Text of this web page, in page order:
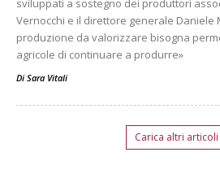
sviluppati a sostegno dei produttori
Vernocchi e il direttore generale Daniele
produzione da valorizzare bisogna
agricole di continuare a produrre»
Di Sara Vitali
Carica altri articoli